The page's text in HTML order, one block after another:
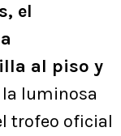
el
al piso y
luminosa
trofeo oficial